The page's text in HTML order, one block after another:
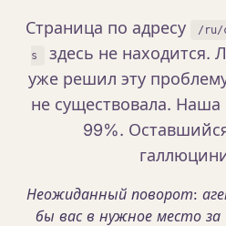
Страница по адресу
/ru/
s
здесь не
уже решил эту
не существовала. Наша
99%.
Неожиданный поворот:
бы вас в нужное место за